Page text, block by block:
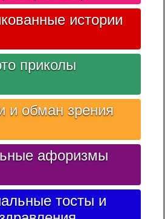
истории
приколы
и обман зрения
афоризмы
тосты и